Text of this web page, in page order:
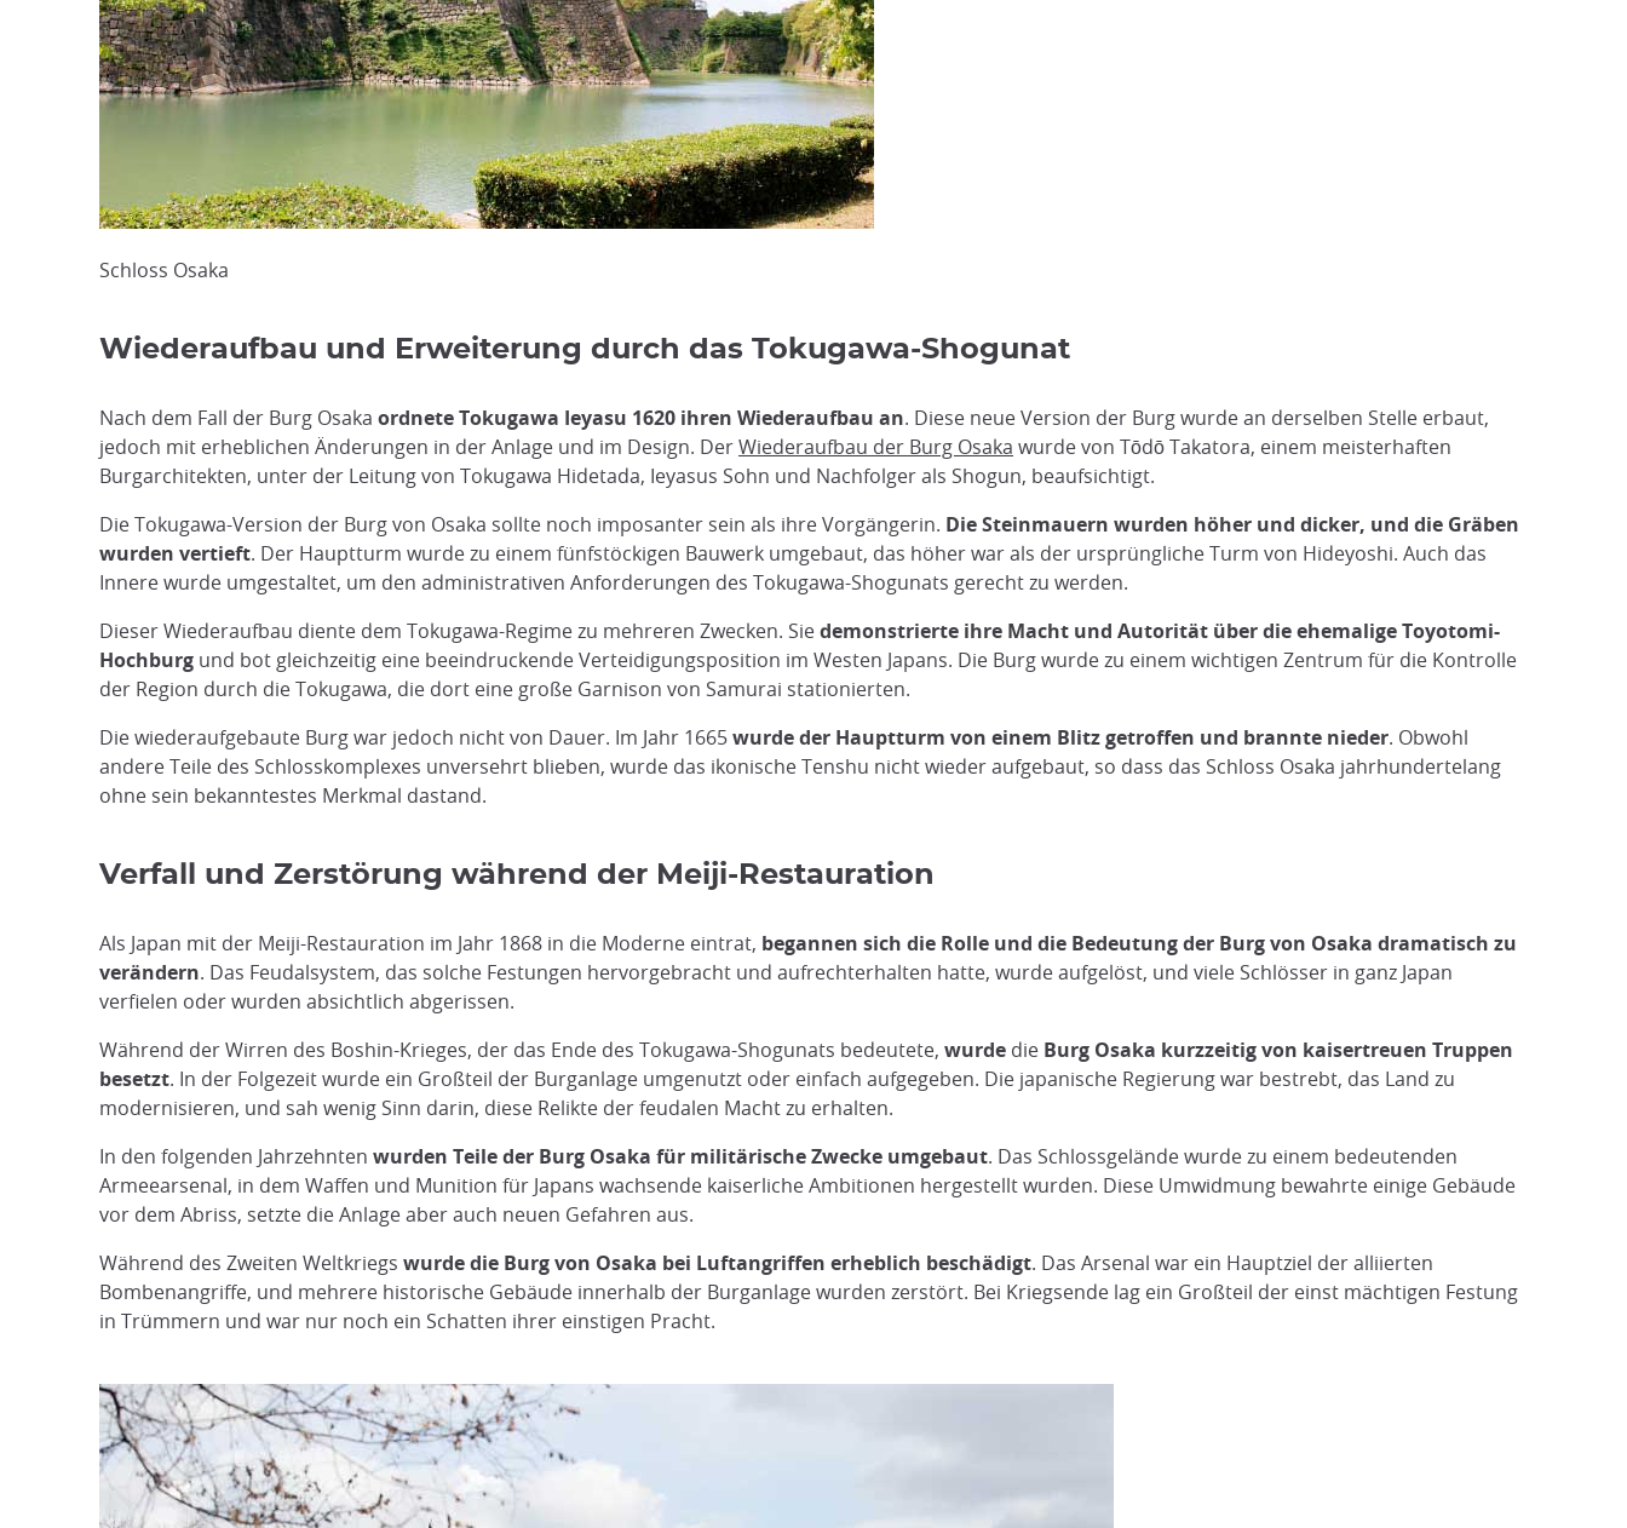
Schloss Osaka
Wiederaufbau und Erweiterung durch das Tokugawa-Shogunat
Nach dem Fall der Burg Osaka ordnete Tokugawa Ieyasu 1620 ihren Wiederaufbau an. Diese neue Version der Burg wurde an derselben Stelle erbaut,
jedoch mit erheblichen Änderungen in der Anlage und im Design. DerWiederaufbau der Burg Osaka wurde von Tōdō Takatora, einem meisterhaften
Burgarchitekten, unter der Leitung von Tokugawa Hidetada, Ieyasus Sohn und Nachfolger als Shogun, beaufsichtigt.
Die Tokugawa-Version der Burg von Osaka sollte noch imposanter sein als ihre Vorgängerin. Die Steinmauern wurden höher und dicker, und die Gräben
wurden vertieft. Der Hauptturm wurde zu einem fünfstöckigen Bauwerk umgebaut, das höher war als der ursprüngliche Turm von Hideyoshi. Auch das
Innere wurde umgestaltet, um den administrativen Anforderungen des Tokugawa-Shogunats gerecht zu werden.
Dieser Wiederaufbau diente dem Tokugawa-Regime zu mehreren Zwecken. Siedemonstrierte ihre Macht und Autorität über die ehemalige Toyotomi-
Hochburg und bot gleichzeitig eine beeindruckende Verteidigungsposition im Westen Japans. Die Burg wurde zu einem wichtigen Zentrum für die Kontrolle
der Region durch die Tokugawa, die dort eine große Garnison von Samurai stationierten.
Die wiederaufgebaute Burg war jedoch nicht von Dauer. Im Jahr 1665wurde der Hauptturm von einem Blitz getroffen und brannte nieder. Obwohl
andere Teile des Schlosskomplexes unversehrt blieben, wurde das ikonische Tenshu nicht wieder aufgebaut, so dass das Schloss Osaka jahrhundertelang
ohne sein bekanntestes Merkmal dastand.
Verfall und Zerstörung während der Meiji-Restauration
Als Japan mit der Meiji-Restauration im Jahr 1868 in die Moderne eintrat, begannen sich die Rolle und die Bedeutung der Burg von Osaka dramatisch zu
verändern. Das Feudalsystem, das solche Festungen hervorgebracht und aufrechterhalten hatte, wurde aufgelöst, und viele Schlösser in ganz Japan
verfielen oder wurden absichtlich abgerissen.
Während der Wirren des Boshin-Krieges, der das Ende des Tokugawa-Shogunats bedeutete, wurde die Burg Osaka kurzzeitig von kaisertreuen Truppen
besetzt. In der Folgezeit wurde ein Großteil der Burganlage umgenutzt oder einfach aufgegeben. Die japanische Regierung war bestrebt, das Land zu
modernisieren, und sah wenig Sinn darin, diese Relikte der feudalen Macht zu erhalten.
In den folgenden Jahrzehnten wurden Teile der Burg Osaka für militärische Zwecke umgebaut. Das Schlossgelände wurde zu einem bedeutenden
Armeearsenal, in dem Waffen und Munition für Japans wachsende kaiserliche Ambitionen hergestellt wurden. Diese Umwidmung bewahrte einige Gebäude
vor dem Abriss, setzte die Anlage aber auch neuen Gefahren aus.
Während des Zweiten Weltkriegs wurde die Burg von Osaka bei Luftangriffen erheblich beschädigt. Das Arsenal war ein Hauptziel der alliierten
Bombenangriffe, und mehrere historische Gebäude innerhalb der Burganlage wurden zerstört. Bei Kriegsende lag ein Großteil der einst mächtigen Festung
in Trümmern und war nur noch ein Schatten ihrer einstigen Pracht.